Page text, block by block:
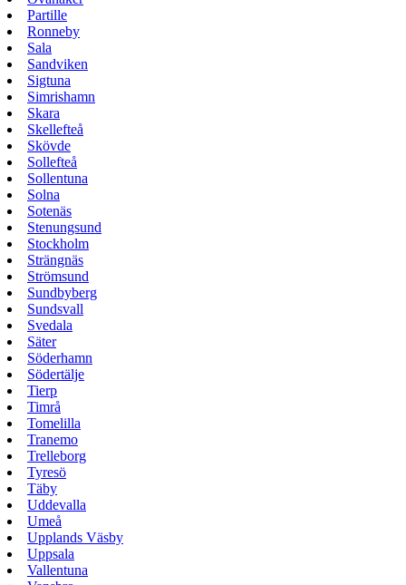
Partille
Ronneby
Sala
Sandviken
Sigtuna
Simrishamn
Skara
Skellefteå
Skövde
Sollefteå
Sollentuna
Solna
Sotenäs
Stenungsund
Stockholm
Strängnäs
Strömsund
Sundbyberg
Sundsvall
Svedala
Säter
Söderhamn
Södertälje
Tierp
Timrå
Tomelilla
Tranemo
Trelleborg
Tyresö
Täby
Uddevalla
Umeå
Upplands Väsby
Uppsala
Vallentuna